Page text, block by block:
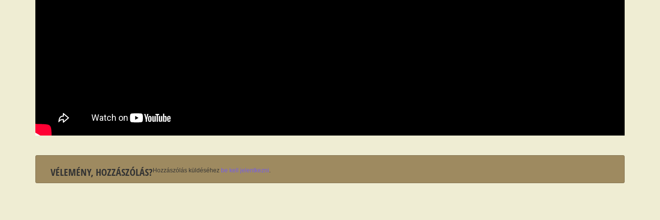
VÉLEMÉNY, HOZZÁSZÓLÁS? Hozzászólás küldéséhez be kell jelentkezni.